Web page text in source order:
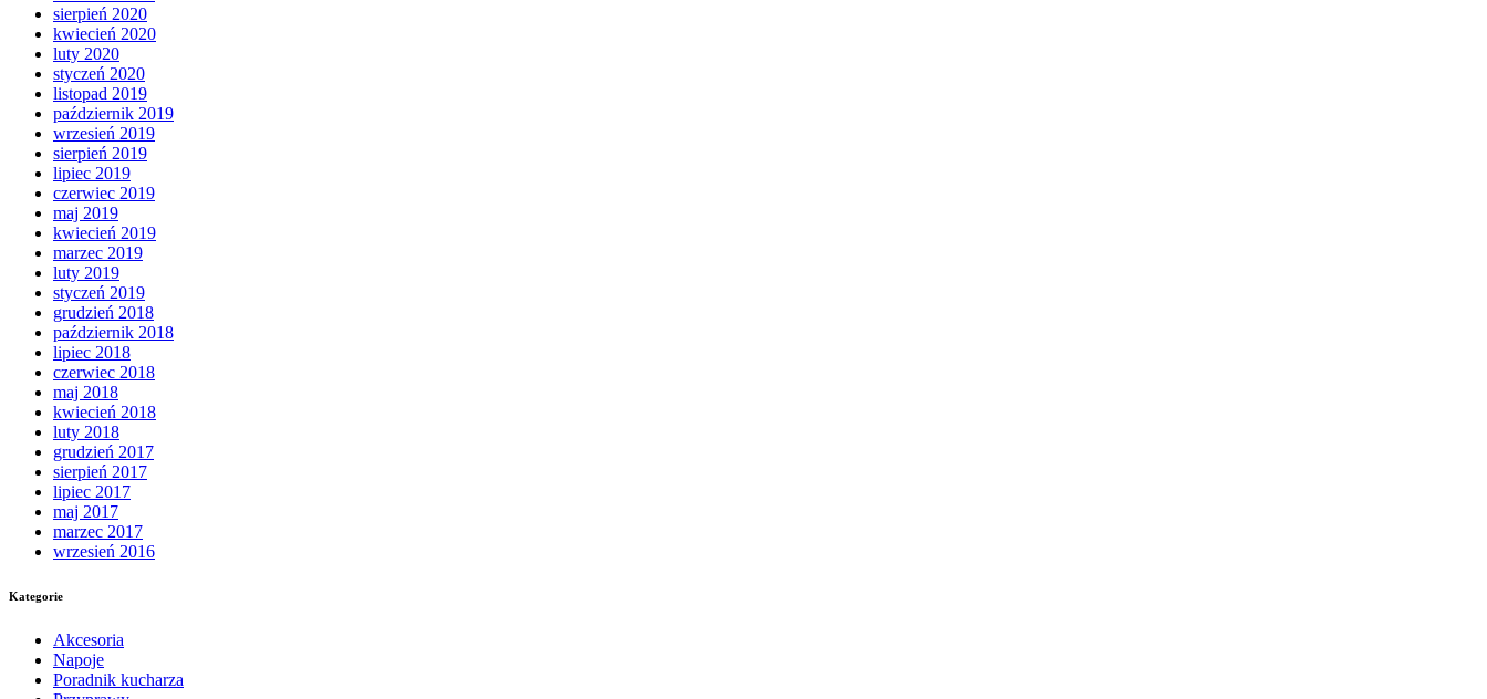
sierpień 2020
kwiecień 2020
luty 2020
styczeń 2020
listopad 2019
październik 2019
wrzesień 2019
sierpień 2019
lipiec 2019
czerwiec 2019
maj 2019
kwiecień 2019
marzec 2019
luty 2019
styczeń 2019
grudzień 2018
październik 2018
lipiec 2018
czerwiec 2018
maj 2018
kwiecień 2018
luty 2018
grudzień 2017
sierpień 2017
lipiec 2017
maj 2017
marzec 2017
wrzesień 2016
Kategorie
Akcesoria
Napoje
Poradnik kucharza